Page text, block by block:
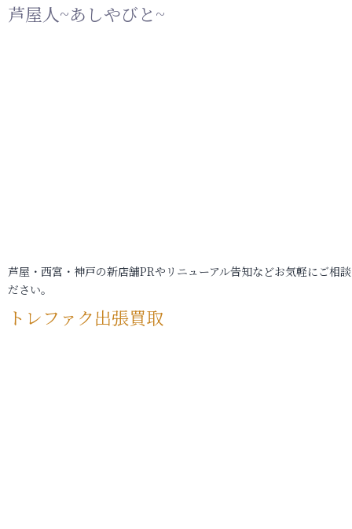
芦屋人~あしやびと~
芦屋・西宮・神戸の新店舗PRやリニューアル告知などお気軽にご相
ださい。
トレファク出張買取